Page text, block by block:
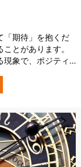
「期待」を抱くだ
とがあります。
現象で、ポジティ
す。 では、日常
どのように私た